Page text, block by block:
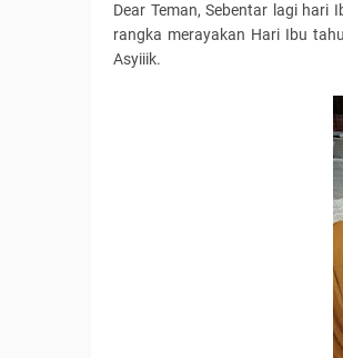
Dear Teman, Sebentar lagi
rangka merayakan Hari Ibu
Asyiiik.